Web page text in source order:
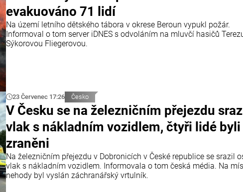
evakuováno 71 lidí
Na území letního dětského tábora v okrese Beroun vypukl požár.
Informoval o tom server iDNES s odvoláním na mluvčí hasičů
Sýkorovou Fliegerovou.
23 Červenec 17:26 Česko
V Česku se na železničním přejezdu
vlak s nákladním vozidlem, čtyři lidé byli
zraněni
Na železničním přejezdu v Dobronicích v České republice se srazil
vlak s nákladním vozidlem. Informovala o tom česká média. Na
nehody byl vyslán záchranářský vrtulník.